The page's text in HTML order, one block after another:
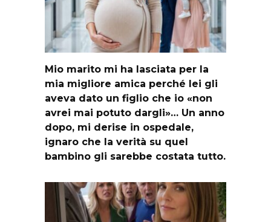
Mio marito mi ha lasciata per la
mia migliore amica perché lei gli
aveva dato un figlio che io «non
avrei mai potuto dargli»… Un anno
dopo, mi derise in ospedale,
ignaro che la verità su quel
bambino gli sarebbe costata tutto.